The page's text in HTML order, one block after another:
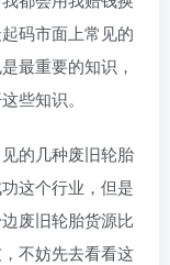
码市面上常见的
最重要的知识，
些知识。
的几种废旧轮胎
这个行业，但是
废旧轮胎货源比
不妨先去看看这